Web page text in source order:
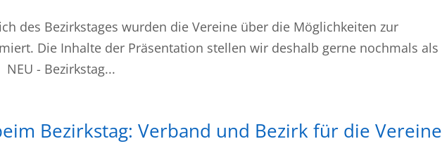
des Bezirkstages wurden die Vereine über die Möglichkeiten zur
Die Inhalte der Präsentation stellen wir deshalb gerne nochmals als
- Bezirkstag...
Bezirkstag: Verband und Bezirk für die Vereine